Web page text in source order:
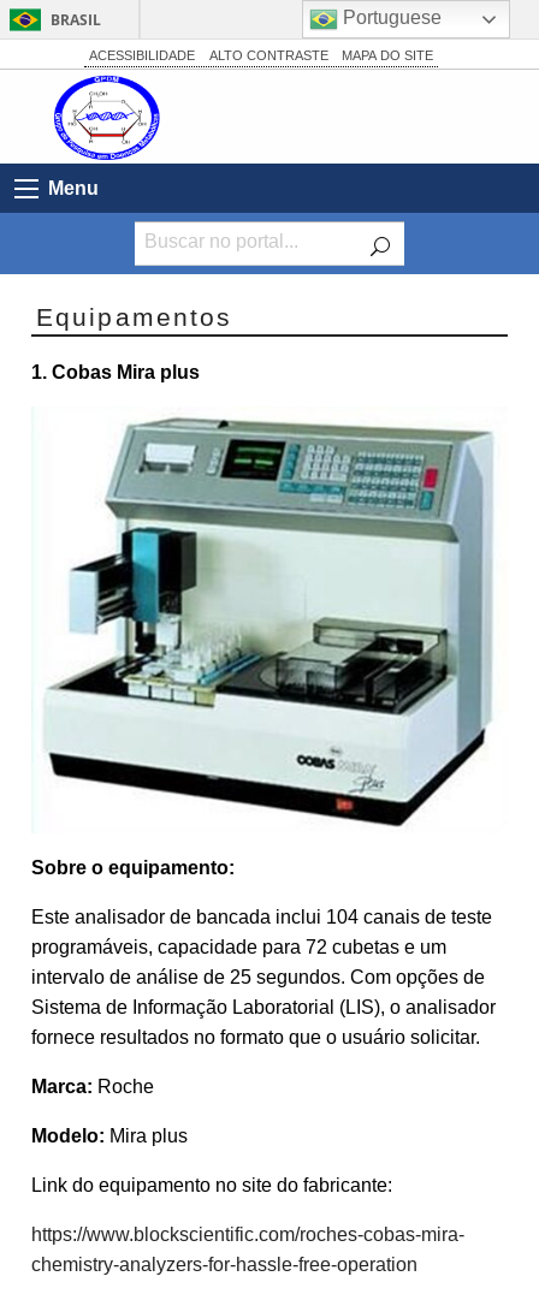
BRASIL
Simplifique!
Acesso à informação
Canais
ACESSIBILIDADE ALTO CONTRASTE MAPA DO SITE
Menu
Equipamentos
1. Cobas Mira plus
Sobre o equipamento:
Este analisador de bancada inclui 104 canais de teste
programáveis, capacidade para 72 cubetas e um
intervalo de análise de 25 segundos. Com opções de
Sistema de Informação Laboratorial (LIS), o analisador
fornece resultados no formato que o usuário solicitar.
Marca: Roche
Modelo: Mira plus
Link do equipamento no site do fabricante:
https://www.blockscientific.com/roches-cobas-mira-
chemistry-analyzers-for-hassle-free-operation
Portuguese